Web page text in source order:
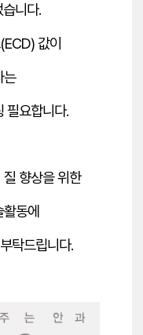
니다.
값이
는
필요합니다.
향상을 위한
동에
탁드립니다.